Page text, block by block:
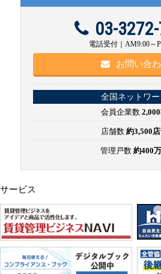
03-
電話受付｜AM9:00～
お問い合
全国ネットワー
会員企業数
店舗数 約3,500
管理戸数 約400
サービス